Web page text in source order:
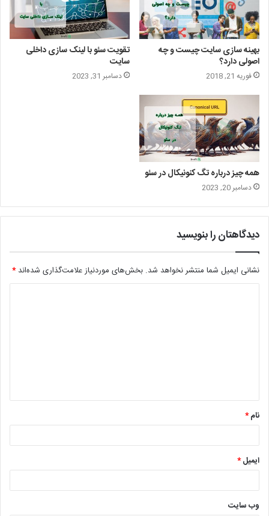
بهینه سازی سایت چیست و چه
اصولی دارد؟
فوریه 21, 2018
تقویت سئو با لینک سازی داخلی
سایت
دسامبر 31, 2023
همه چیز درباره تگ کنونیکال در سئو
دسامبر 20, 2023
دیدگاهتان را بنویسید
نشانی ایمیل شما منتشر نخواهد شد. بخش‌های موردنیاز علامت‌گذاری شده‌اند*
*
نام*
ایمیل*
وب‌ سایت